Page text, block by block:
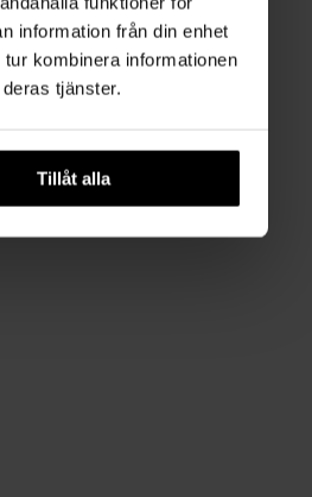
information från din enhet
kombinera informationen
tjänster.
Tillåt alla